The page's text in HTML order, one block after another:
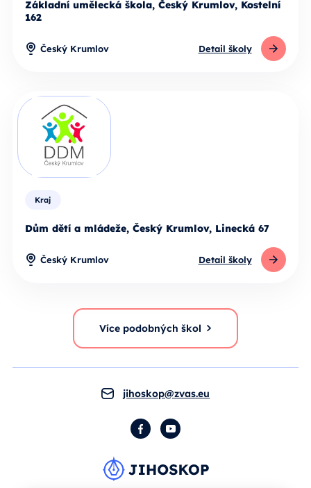
Základní umělecká škola, Český Krumlov, Kostelní
162
Český Krumlov Detail školy
Kraj
Dům dětí a mládeže, Český Krumlov, Linecká 67
Český Krumlov Detail školy
Více podobných škol
jihoskop@zvas.eu
FacebookYouTube